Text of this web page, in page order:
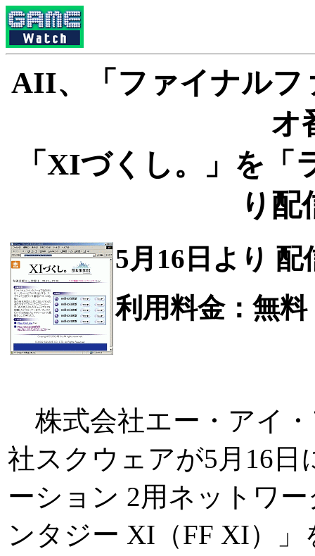
AII、「ファイナルフ
オ
「XIづくし。」を「
り配
5月16日より 配
利用料金：無料
株式会社エー・アイ
社スクウェアが5月16
ーション 2用ネットワ
ンタジー XI（FF XI）